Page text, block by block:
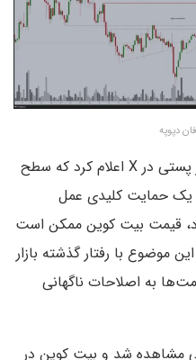
دپوپه
علی مارتینز (Ali Martinez) نیز در پستی در X اعلام کرد که سطح
یک حمایت کلیدی عمل
قیمت بیت کوین ممکن است
یابد. این موضوع با رفتار گذشته بازار
به اصلاحات ناگهانی
مشاهده شد و بیت کوین در